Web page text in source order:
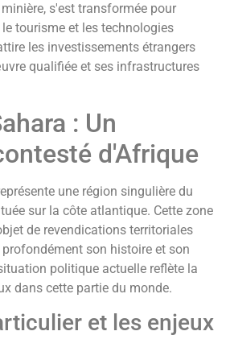
s'est transformée pour
tourisme et les technologies
les investissements étrangers
qualifiée et ses infrastructures
: Un
d'Afrique
une région singulière du
sur la côte atlantique. Cette zone
de revendications territoriales
son histoire et son
politique actuelle reflète la
dans cette partie du monde.
et les enjeux